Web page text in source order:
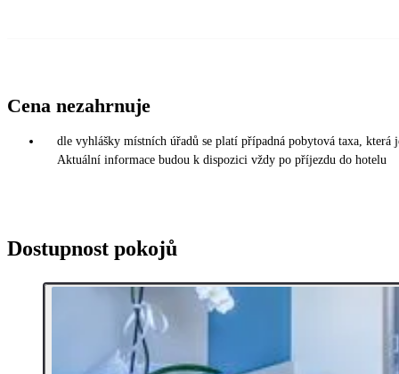
Cena nezahrnuje
dle vyhlášky místních úřadů se platí případná pobytová taxa,
Aktuální informace budou k dispozici vždy po příjezdu do hotelu
Dostupnost pokojů